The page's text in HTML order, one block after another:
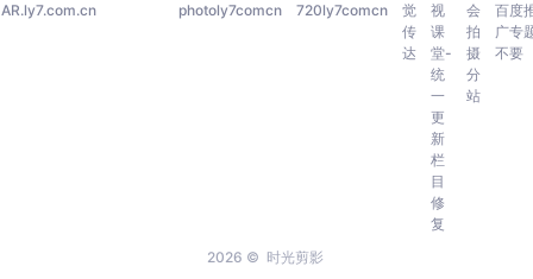
2026 © 时光剪影
AR.ly7.com.cn
photoly7comcn
720ly7comcn
觉
传
达
视
课
堂-
统
一
更
新
栏
目
修
复
会
拍
摄
分
站
百度
广专
不要